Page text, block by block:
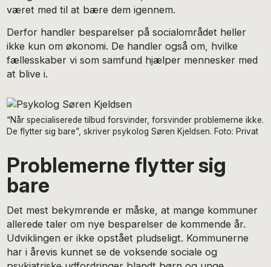
været med til at bære dem igennem.
Derfor handler besparelser på socialområdet heller
ikke kun om økonomi. De handler også om, hvilke
fællesskaber vi som samfund hjælper mennesker med
at blive i.
“Når specialiserede tilbud forsvinder, forsvinder problemerne ikke.
De flytter sig bare”, skriver psykolog Søren Kjeldsen. Foto: Privat
Problemerne flytter sig
bare
Det mest bekymrende er måske, at mange kommuner
allerede taler om nye besparelser de kommende år.
Udviklingen er ikke opstået pludseligt. Kommunerne
har i årevis kunnet se de voksende sociale og